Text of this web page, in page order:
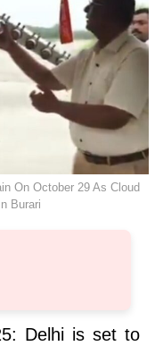
On October 29 As Cloud
Burari
Delhi is set to